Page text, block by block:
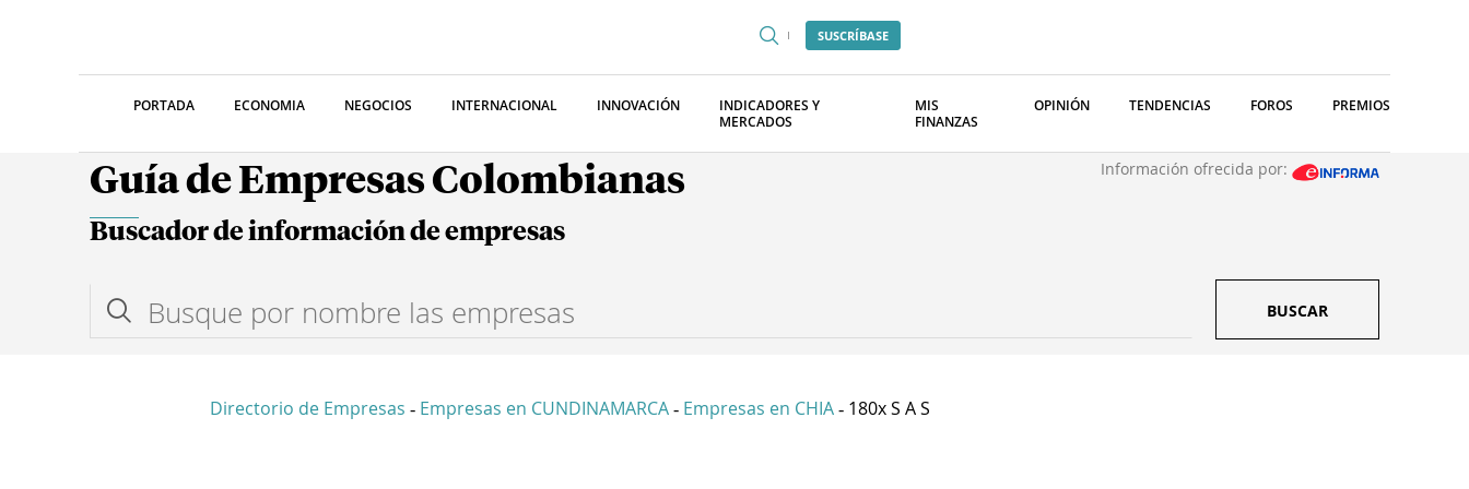
SUSCRÍBASE
PORTADA ECONOMIA NEGOCIOS INTERNACIONAL INNOVACIÓN
INDICADORES Y
MERCADOS
MIS
FINANZAS
OPINIÓN TENDENCIAS FOROS PREMIOS
Guía de Empresas Colombianas Información ofrecida por:
Buscador de información de empresas
BUSCAR
Directorio de Empresas - Empresas en CUNDINAMARCA - Empresas en CHIA - 180x S A S